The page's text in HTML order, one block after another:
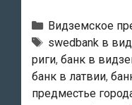
Рубрики
Видземское
Тэги
swedbank в
риги, банк в
банк в латвии,
предместье